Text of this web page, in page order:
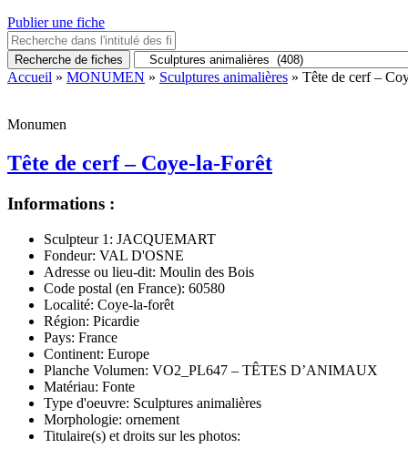
Publier une fiche
Recherche de fiches
Accueil » MONUMEN » Sculptures animalières » Tête de cerf –
Monumen
Tête de cerf – Coye-la-Forêt
Informations :
Sculpteur 1: JACQUEMART
Fondeur: VAL D'OSNE
Adresse ou lieu-dit: Moulin des Bois
Code postal (en France): 60580
Localité: Coye-la-forêt
Région: Picardie
Pays: France
Continent: Europe
Planche Volumen: VO2_PL647 – TÊTES D’ANIMAUX
Matériau: Fonte
Type d'oeuvre: Sculptures animalières
Morphologie: ornement
Titulaire(s) et droits sur les photos: